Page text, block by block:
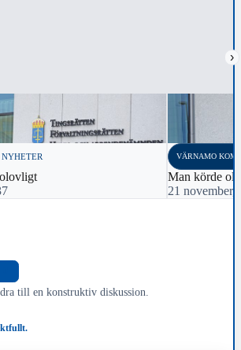
›
NYHETER VÄRNAMO
Man körde
21 november,
till en konstruktiv diskussion.